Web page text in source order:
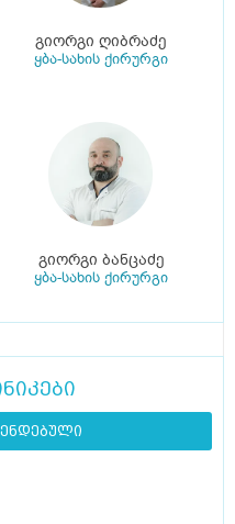
გიორგი ღიბრაძე
ყბა-სახის ქირურგი
გიორგი ბანცაძე
ყბა-სახის ქირურგი